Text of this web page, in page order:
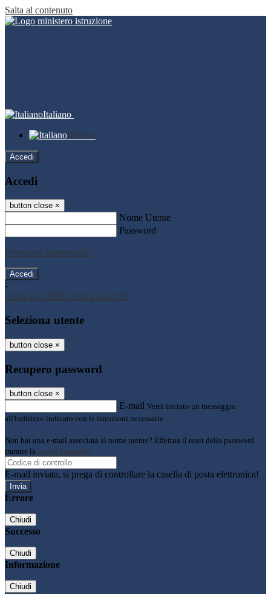
Salta al contenuto
Italiano
Italiano
Accedi
Accedi
button close ×
Nome Utente
Password
Password dimenticata?
-
Entra con SPID Entra con CIE
Seleziona utente
button close ×
Recupero password
button close ×
E-mail Verrà inviato un messaggio
all'indirizzo indicato con le istruzioni necessarie.
Non hai una e-mail associata al nome utente? Effettua il reset della password
tramite la Login Spaggiari
E-mail inviata, si prega di controllare la casella di posta elettronica!
Errore
Chiudi
Successo
Chiudi
Informazione
Chiudi